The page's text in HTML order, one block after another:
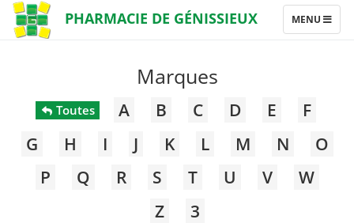
PHARMACIE DE GÉNISSIEUX
TOGGLE
NAVIGATION
MENU
Marques
Toutes A B C D E
F
G
H I J K L M N
O
P
Q R S T U V
W
Z
3